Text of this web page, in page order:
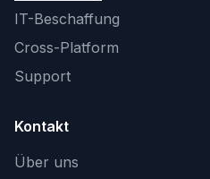
IT-Beschaffung
Cross-Platform
Support
Kontakt
Über uns